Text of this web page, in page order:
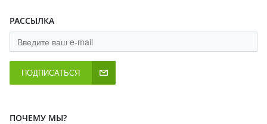
РАССЫЛКА
ПОДПИСАТЬСЯ
ПОЧЕМУ МЫ?